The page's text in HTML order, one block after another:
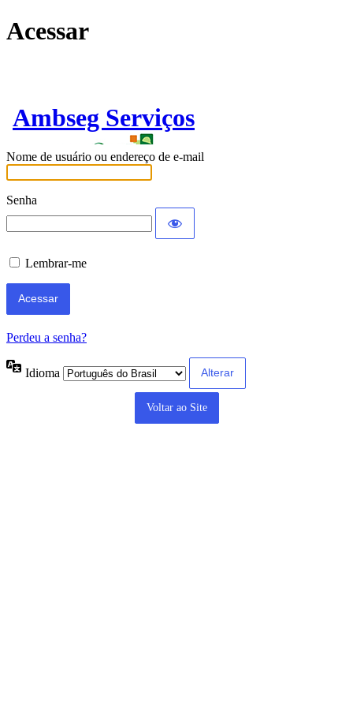
Acessar
Ambseg Serviços
Nome de usuário ou endereço de e-mail
Senha
Lembrar-me
Perdeu a senha?
Idioma
Voltar ao Site